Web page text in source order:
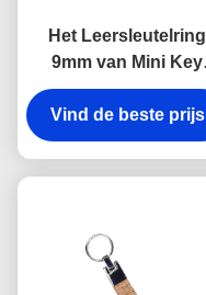
Het Leersleutelring
9mm van Mini Key
Holder Souvenir
Personalised van de
lasergravure Dikte
Vind de beste prijs